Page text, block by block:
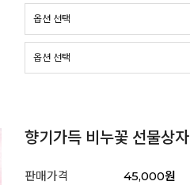
향기가득 비누꽃 선물상자
판매가격
45,000원